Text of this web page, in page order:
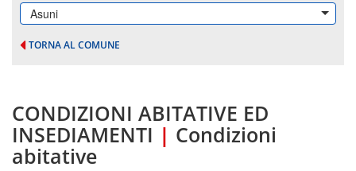
Asuni
TORNA AL COMUNE
CONDIZIONI ABITATIVE ED
INSEDIAMENTI | Condizioni
abitative